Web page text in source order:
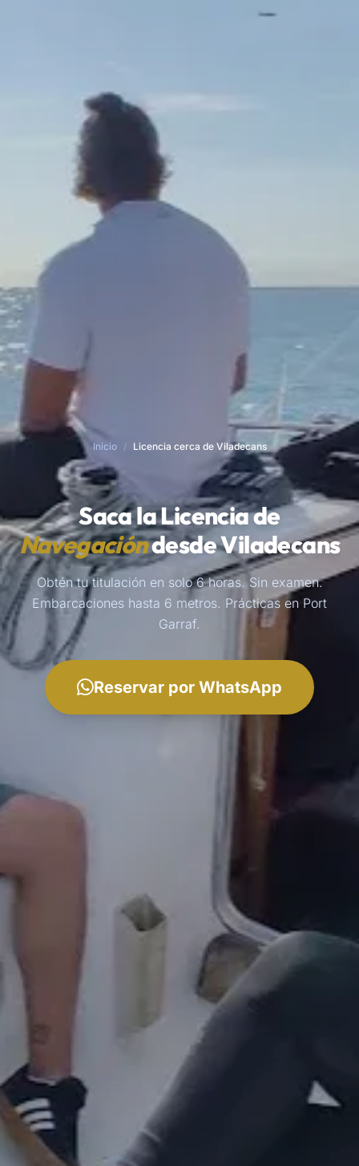
Inicio / Licencia cerca de Viladecans
Saca la Licencia de
Navegacióndesde Viladecans
Obtén tu titulación en solo 6 horas. Sin examen.
Embarcaciones hasta 6 metros. Prácticas en Port
Garraf.
Reservar por WhatsApp